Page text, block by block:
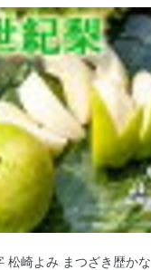
松崎よみ まつざき歴か